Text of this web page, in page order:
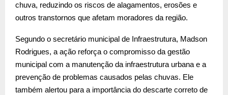
chuva, reduzindo os riscos de alagamentos, erosões e
outros transtornos que afetam moradores da região.
Segundo o secretário municipal de Infraestrutura, Madson
Rodrigues, a ação reforça o compromisso da gestão
municipal com a manutenção da infraestrutura urbana e a
prevenção de problemas causados pelas chuvas. Ele
também alertou para a importância do descarte correto de